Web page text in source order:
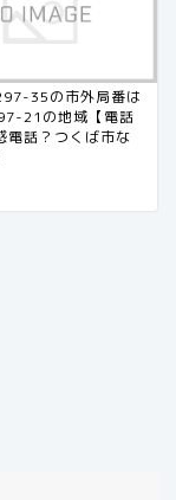
35の市外局番は
21の地域【電話
電話？つくば市な